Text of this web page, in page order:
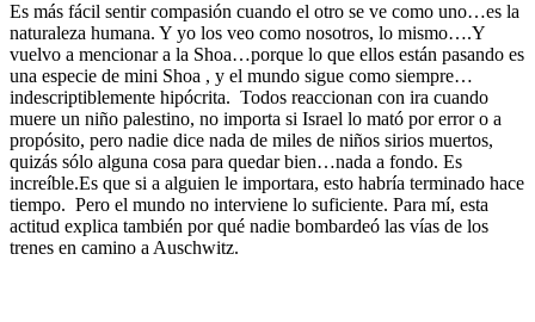
Es más fácil sentir compasión cuando el otro se ve como uno…es la
naturaleza humana. Y yo los veo como nosotros, lo mismo….Y
vuelvo a mencionar a la Shoa…porque lo que ellos están pasando es
una especie de mini Shoa , y el mundo sigue como siempre…
indescriptiblemente hipócrita. Todos reaccionan con ira cuando
muere un niño palestino, no importa si Israel lo mató por error o a
propósito, pero nadie dice nada de miles de niños sirios muertos,
quizás sólo alguna cosa para quedar bien…nada a fondo. Es
increíble.Es que si a alguien le importara, esto habría terminado hace
tiempo. Pero el mundo no interviene lo suficiente. Para mí, esta
actitud explica también por qué nadie bombardeó las vías de los
trenes en camino a Auschwitz.